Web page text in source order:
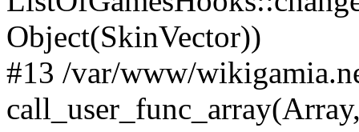
Object(SkinVector))
#13 /var/www/